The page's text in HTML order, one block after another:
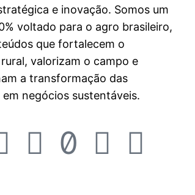
e inovação. Somos um
voltado para o agro brasileiro,
que fortalecem o
valorizam o campo e
a transformação das
negócios sustentáveis.